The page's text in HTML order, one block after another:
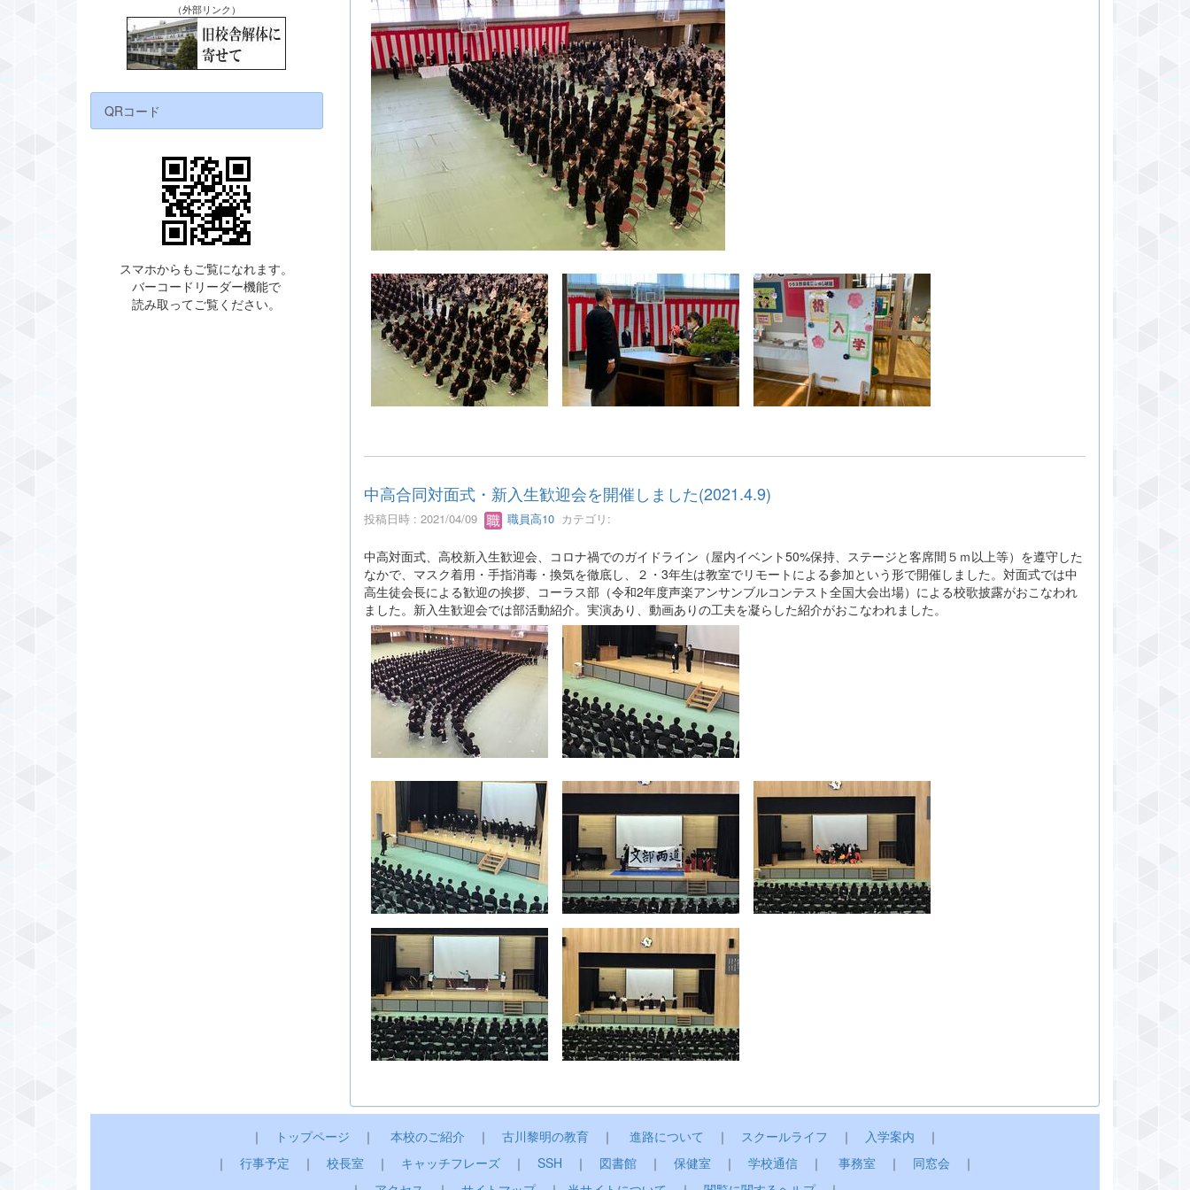
中高合同対面式・新入生歓迎会を開催しました(2021.4.9)
投稿日時 : 2021/04/09 職員高10カテゴリ:
中高対面式、高校新入生歓迎会、コロナ禍でのガイドライン（屋内イベント50%保持、ステージと客席間５ｍ以上等）を遵守した
なかで、マスク着用・手指消毒・換気を徹底し、２・3年生は教室でリモートによる参加という形で開催しました。対面式では中
高生徒会長による歓迎の挨拶、コーラス部（令和2年度声楽アンサンブルコンテスト全国大会出場）による校歌披露がおこなわれ
ました。新入生歓迎会では部活動紹介。実演あり、動画ありの工夫を凝らした紹介がおこなわれました。
（外部リンク）
QRコード
スマホからもご覧になれます。
バーコードリーダー機能で
読み取ってご覧ください。
｜ トップページ ｜ 本校のご紹介 ｜ 古川黎明の教育 ｜ 進路について ｜ スクールライフ ｜ 入学案内 ｜
｜ 行事予定 ｜ 校長室 ｜ キャッチフレーズ ｜ SSH ｜ 図書館 ｜ 保健室 ｜ 学校通信 ｜ 事務室 ｜ 同窓会 ｜